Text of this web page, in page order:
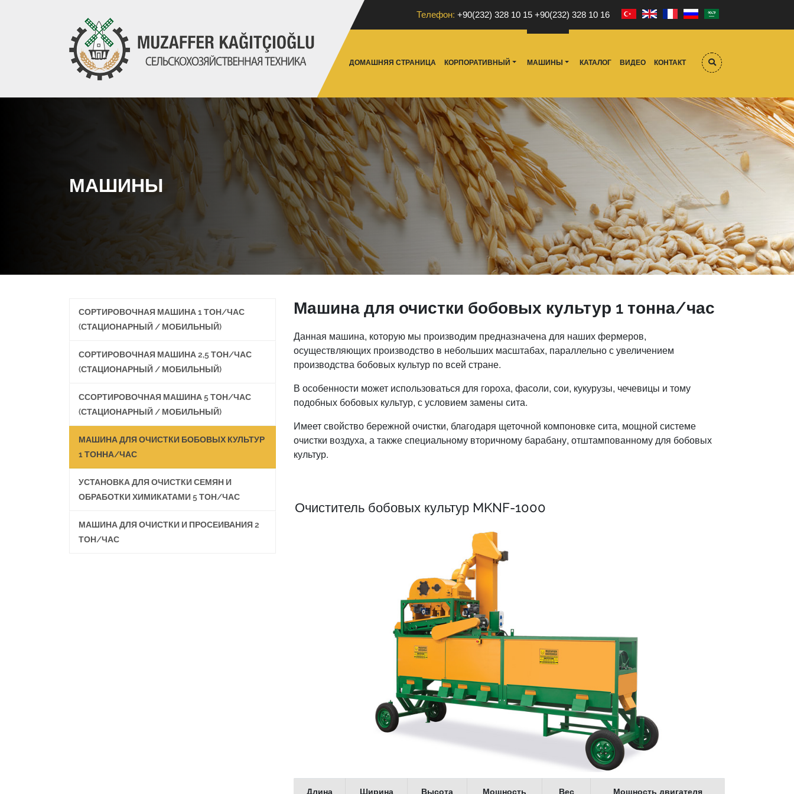
Телефон: +90(232) 328 10 15 +90(232) 328 10 16
ДОМАШНЯЯ СТРАНИЦА КОРПОРАТИВНЫЙ МАШИНЫ КАТАЛОГ ВИДЕО КОНТАКТ
МАШИНЫ
СОРТИРОВОЧНАЯ МАШИНА 1 ТОН/ЧАС
(СТАЦИОНАРНЫЙ / МОБИЛЬНЫЙ)
СОРТИРОВОЧНАЯ МАШИНА 2,5 ТОН/ЧАС
(СТАЦИОНАРНЫЙ / МОБИЛЬНЫЙ)
ССОРТИРОВОЧНАЯ МАШИНА 5 ТОН/ЧАС
(СТАЦИОНАРНЫЙ / МОБИЛЬНЫЙ)
МАШИНА ДЛЯ ОЧИСТКИ БОБОВЫХ КУЛЬТУР
1 ТОННА/ЧАС
УСТАНОВКА ДЛЯ ОЧИСТКИ СЕМЯН И
ОБРАБОТКИ ХИМИКАТАМИ 5 ТОН/ЧАС
МАШИНА ДЛЯ ОЧИСТКИ И ПРОСЕИВАНИЯ 2
ТОН/ЧАС
Машина для очистки бобовых культур 1 тонна/час
Данная машина, которую мы производим предназначена для наших фермеров,
осуществляющих производство в небольших масштабах, параллельно с увеличением
производства бобовых культур по всей стране.
В особенности может использоваться для гороха, фасоли, сои, кукурузы, чечевицы и тому
подобных бобовых культур, с условием замены сита.
Имеет свойство бережной очистки, благодаря щеточной компоновке сита, мощной системе
очистки воздуха, а также специальному вторичному барабану, отштампованному для бобовых
культур.
Очиститель бобовых культур MKNF-1000
Длина Ширина Высота Мощность Вес Мощность двигателя